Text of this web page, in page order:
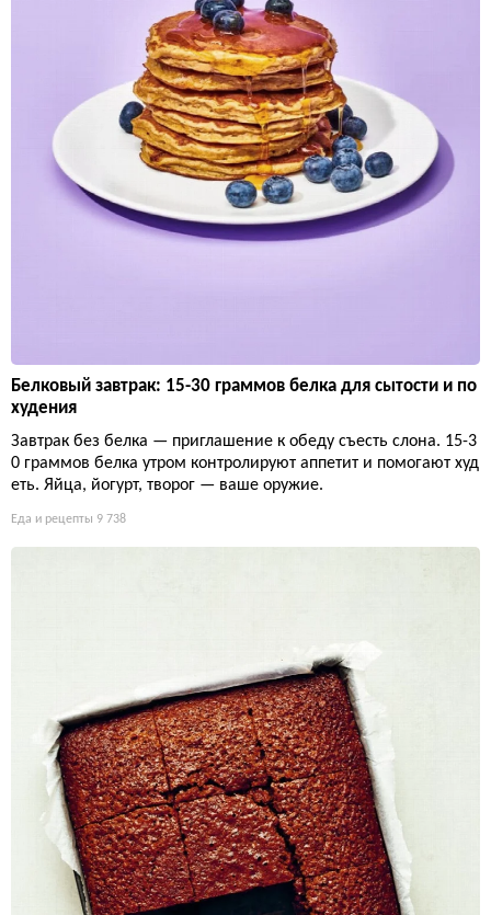
Белковый завтрак: 15-30 граммов белка для сытости и по
худения
Завтрак без белка — приглашение к обеду съесть слона. 15-3
0 граммов белка утром контролируют аппетит и помогают худ
еть. Яйца, йогурт, творог — ваше оружие.
Еда и рецепты 9 738